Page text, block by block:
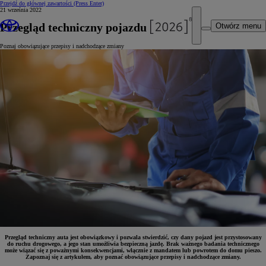
Przejdź do głównej zawartości (Press Enter)
Otwórz menu
21 września 2022
Przegląd techniczny pojazdu
Poznaj obowiązujące przepisy i nadchodzące zmiany
Przegląd techniczny auta jest obowiązkowy i pozwala stwierdzić, czy dany pojazd jest przystosowany
do ruchu drogowego, a jego stan umożliwia bezpieczną jazdę. Brak ważnego badania technicznego
może wiązać się z poważnymi konsekwencjami, włącznie z mandatem lub powrotem do domu pieszo.
Zapoznaj się z artykułem, aby poznać obowiązujące przepisy i nadchodzące zmiany.